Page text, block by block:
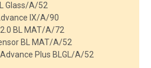
(в шкаф), с
поток:
60 см
60 см
Glass/A/52
IX/A/90
BL MAT/A/72
BL MAT/A/52
Plus BLGL/A/52